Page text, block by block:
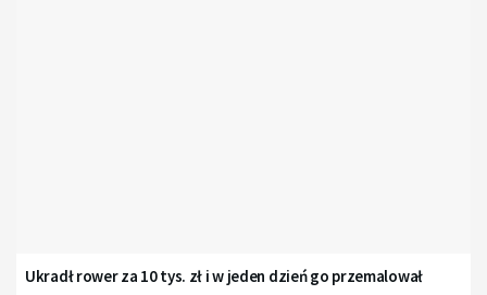
Ukradł rower za 10 tys. zł i w jeden dzień go przemalował